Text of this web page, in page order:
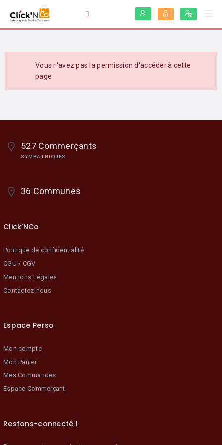
Vous n'avez pas la permission d'accéder à cette
page
527 Commerçants
SYMPATHIQUES
36 Communes
Click’NCo
Politique de confidentialité
CGU / CGV
Mentions Légales
Contactez-nous
Espace Perso
Mon compte
Mon Panier
Mes Commandes
Espace Commerçant
Restons-connecté !